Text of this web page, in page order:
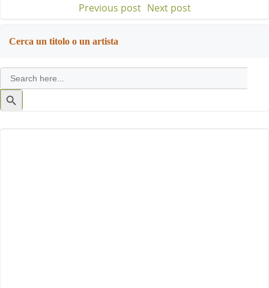
Post
navigation
Previous post Post
Next post
Cerca un titolo o un artista
Search
for:
Search
Button